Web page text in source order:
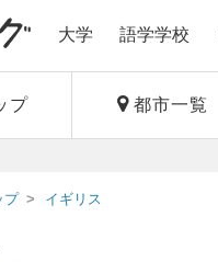
大学 語学学校
プ 都市一覧
プ イギリス